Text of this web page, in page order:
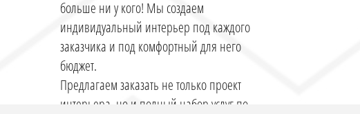
больше ни у кого! Мы создаем
индивидуальный интерьер под каждого
заказчика и под комфортный для него
бюджет.
Предлагаем заказать не только проект
интерьера, но и полный набор услуг по